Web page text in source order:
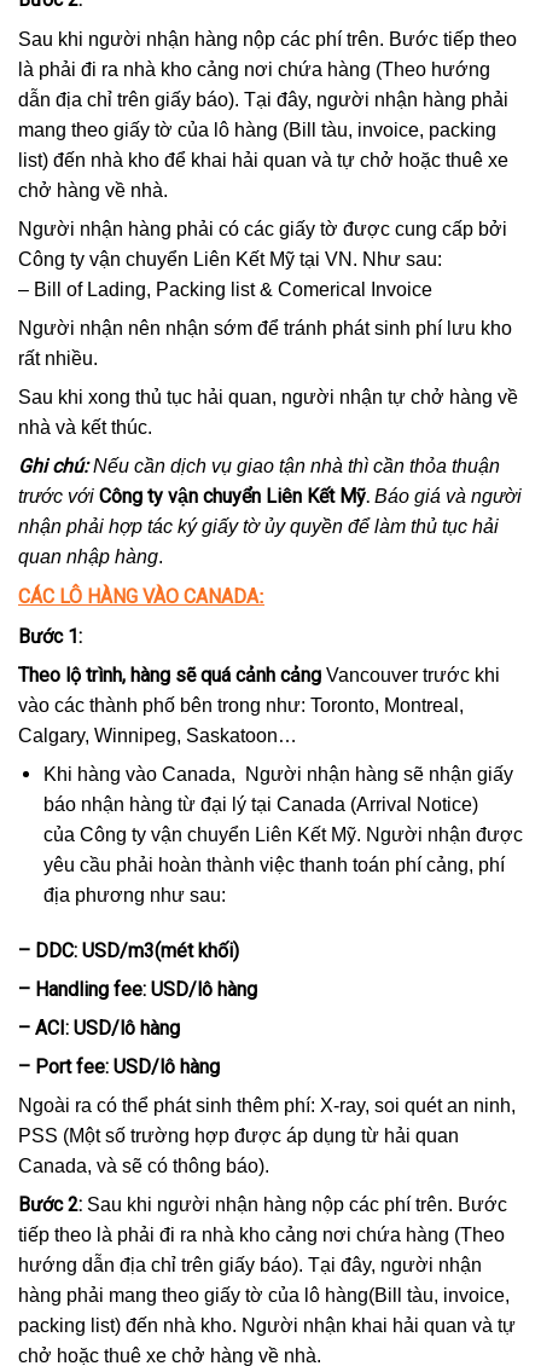
Sau khi người nhận hàng nộp các phí trên. Bước tiếp theo
là phải đi ra nhà kho cảng nơi chứa hàng (Theo hướng
dẫn địa chỉ trên giấy báo). Tại đây, người nhận hàng phải
mang theo giấy tờ của lô hàng (Bill tàu, invoice, packing
list) đến nhà kho để khai hải quan và tự chở hoặc thuê xe
chở hàng về nhà.
Người nhận hàng phải có các giấy tờ được cung cấp bởi
Công ty vận chuyển Liên Kết Mỹ tại VN. Như sau:
– Bill of Lading, Packing list & Comerical Invoice
Người nhận nên nhận sớm để tránh phát sinh phí lưu kho
rất nhiều.
Sau khi xong thủ tục hải quan, người nhận tự chở hàng về
nhà và kết thúc.
Ghi chú:Nếu cần dịch vụ giao tận nhà thì cần thỏa thuận
trước với Công ty vận chuyển Liên Kết Mỹ. Báo giá và người
nhận phải hợp tác ký giấy tờ ủy quyền để làm thủ tục hải
quan nhập hàng.
CÁC LÔ HÀNG VÀO CANADA:
Bước 1:
Theo lộ trình, hàng sẽ quá cảnh cảng Vancouver trước khi
vào các thành phố bên trong như: Toronto, Montreal,
Calgary, Winnipeg, Saskatoon…
Khi hàng vào Canada, Người nhận hàng sẽ nhận giấy
báo nhận hàng từ đại lý tại Canada (Arrival Notice)
của Công ty vận chuyển Liên Kết Mỹ. Người nhận được
yêu cầu phải hoàn thành việc thanh toán phí cảng, phí
địa phương như sau:
– DDC: USD/m3(mét khối)
– Handling fee: USD/lô hàng
– ACI: USD/lô hàng
– Port fee: USD/lô hàng
Ngoài ra có thể phát sinh thêm phí: X-ray, soi quét an ninh,
PSS (Một số trường hợp được áp dụng từ hải quan
Canada, và sẽ có thông báo).
Bước 2: Sau khi người nhận hàng nộp các phí trên. Bước
tiếp theo là phải đi ra nhà kho cảng nơi chứa hàng (Theo
hướng dẫn địa chỉ trên giấy báo). Tại đây, người nhận
hàng phải mang theo giấy tờ của lô hàng(Bill tàu, invoice,
packing list) đến nhà kho. Người nhận khai hải quan và tự
chở hoặc thuê xe chở hàng về nhà.